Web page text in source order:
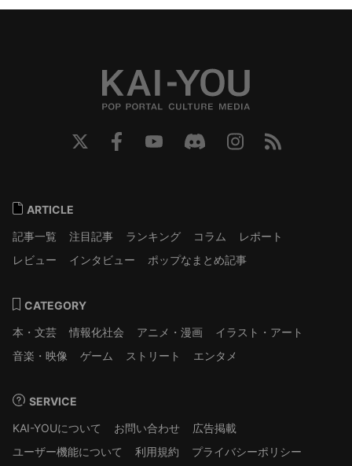
ARTICLE
記事一覧
注目記事 ランキング コラム
レポート
レビュー
インタビュー ポップなまとめ記事
CATEGORY
本・文芸
情報化社会 アニメ・漫画
イラスト・アート
音楽・映像
ゲーム ストリート エンタメ
SERVICE
KAI-YOUについて
お問い合わせ
広告掲載
ユーザー機能について
利用規約 プライバシーポリシー